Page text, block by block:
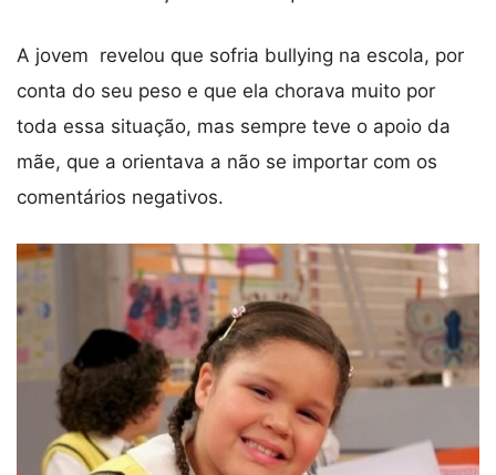
A jovem revelou que sofria bullying na escola, por
conta do seu peso e que ela chorava muito por
toda essa situação, mas sempre teve o apoio da
mãe, que a orientava a não se importar com os
comentários negativos.